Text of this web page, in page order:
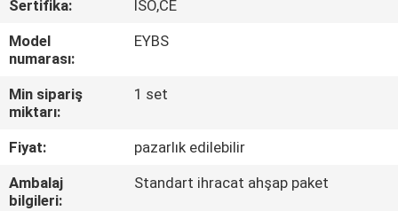
HAKKIMIZDA
TURU
KALITE
KONTROL
Sertifika:
ISO,CE
Model
numarası:
EYBS
Min sipariş
miktarı:
1 set
Fiyat:
pazarlık edilebilir
Ambalaj
bilgileri:
Standart ihracat ahşap paket